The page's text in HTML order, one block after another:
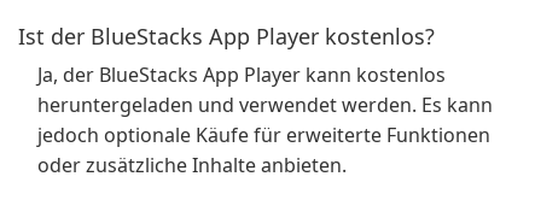
Ist der BlueStacks App Player kostenlos?
Ja, der BlueStacks App Player kann kostenlos
heruntergeladen und verwendet werden. Es kann
jedoch optionale Käufe für erweiterte Funktionen
oder zusätzliche Inhalte anbieten.